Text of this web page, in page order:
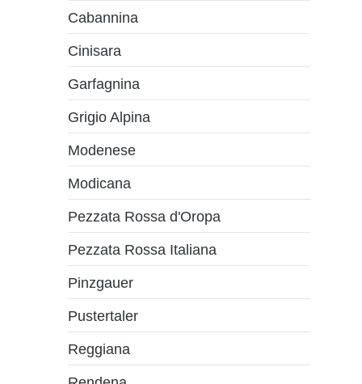
Cabannina
Cinisara
Garfagnina
Grigio Alpina
Modenese
Modicana
Pezzata Rossa d'Oropa
Pezzata Rossa Italiana
Pinzgauer
Pustertaler
Reggiana